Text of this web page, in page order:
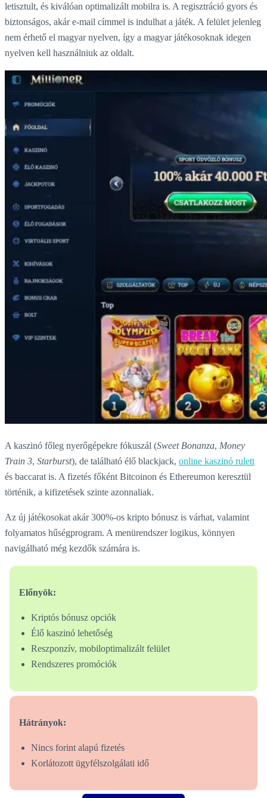
letisztult, és kiválóan optimalizált mobilra is. A regisztráció gyors és
biztonságos, akár e-mail címmel is indulhat a játék. A felület jelenleg
nem érhető el magyar nyelven, így a magyar játékosoknak idegen
nyelven kell használniuk az oldalt.
A kaszinó főleg nyerőgépekre fókuszál (Sweet Bonanza, Money
Train 3, Starburst), de található élő blackjack, online kaszinó rulett
és baccarat is. A fizetés főként Bitcoinon és Ethereumon keresztül
történik, a kifizetések szinte azonnaliak.
Az új játékosokat akár 300%-os kripto bónusz is várhat, valamint
folyamatos hűségprogram. A menürendszer logikus, könnyen
navigálható még kezdők számára is.
Előnyök:
Kriptós bónusz opciók
Élő kaszinó lehetőség
Reszponzív, mobiloptimalizált felület
Rendszeres promóciók
Hátrányok:
Nincs forint alapú fizetés
Korlátozott ügyfélszolgálati idő